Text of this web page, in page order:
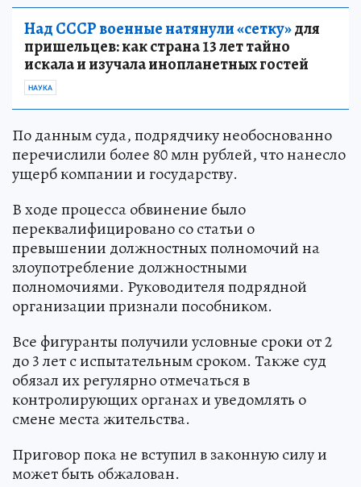
Над СССР военные натянули «сетку»для
пришельцев: как страна 13 лет тайно
искала и изучала инопланетных гостей
НАУКА
По данным суда, подрядчику необоснованно
перечислили более 80 млн рублей, что нанесло
ущерб компании и государству.
В ходе процесса обвинение было
переквалифицировано со статьи о
превышении должностных полномочий на
злоупотребление должностными
полномочиями. Руководителя подрядной
организации признали пособником.
Все фигуранты получили условные сроки от 2
до 3 лет с испытательным сроком. Также суд
обязал их регулярно отмечаться в
контролирующих органах и уведомлять о
смене места жительства.
Приговор пока не вступил в законную силу и
может быть обжалован.